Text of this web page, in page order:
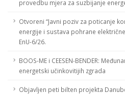
provedbu mjera za suzbijanje
Otvoreni “Javni poziv za poticanje
energije i sustava pohrane
EnU-6/26.
BOOS-ME i CEESEN-BENDER:
energetski učinkovitijih zgrada
Objavljen peti bilten projekta